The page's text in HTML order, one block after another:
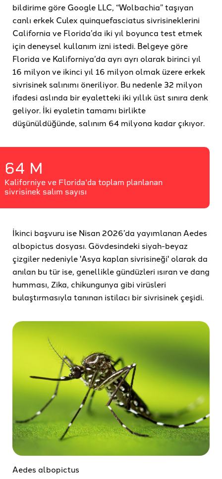
bildirime göre Google LLC, “Wolbachia” taşıyan
canlı erkek Culex quinquefasciatus sivrisineklerini
California ve Florida’da iki yıl boyunca test etmek
için deneysel kullanım izni istedi. Belgeye göre
Florida ve Kaliforniya’da ayrı ayrı olarak birinci yıl
16 milyon ve ikinci yıl 16 milyon olmak üzere erkek
sivrisinek salınımı öneriliyor. Bu nedenle 32 milyon
ifadesi aslında bir eyaletteki iki yıllık üst sınıra denk
geliyor. İki eyaletin tamamı birlikte
düşünüldüğünde, salınım 64 milyona kadar çıkıyor.
64 M
Kaliforniye ve Florida'da toplam planlanan
sivrisinek salım sayısı
İkinci başvuru ise Nisan 2026’da yayımlanan Aedes
albopictus dosyası. Gövdesindeki siyah-beyaz
çizgiler nedeniyle 'Asya kaplan sivrisineği' olarak da
anılan bu tür ise, genellikle gündüzleri ısıran ve dang
humması, Zika, chikungunya gibi virüsleri
bulaştırmasıyla tanınan istilacı bir sivrisinek çeşidi.
Aedes albopictus